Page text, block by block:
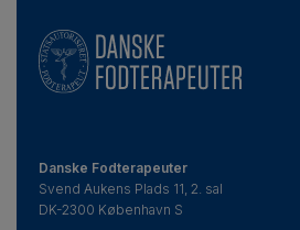
Fodterapeuter
Jette Nielsen, tidligere
Jann Pristed, formand fra
Danske Fodterapeuter
Svend Aukens Plads 11, 2. sal
DK-2300 København S